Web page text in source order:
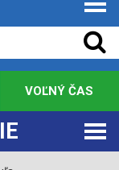
VOĽNÝ ČAS